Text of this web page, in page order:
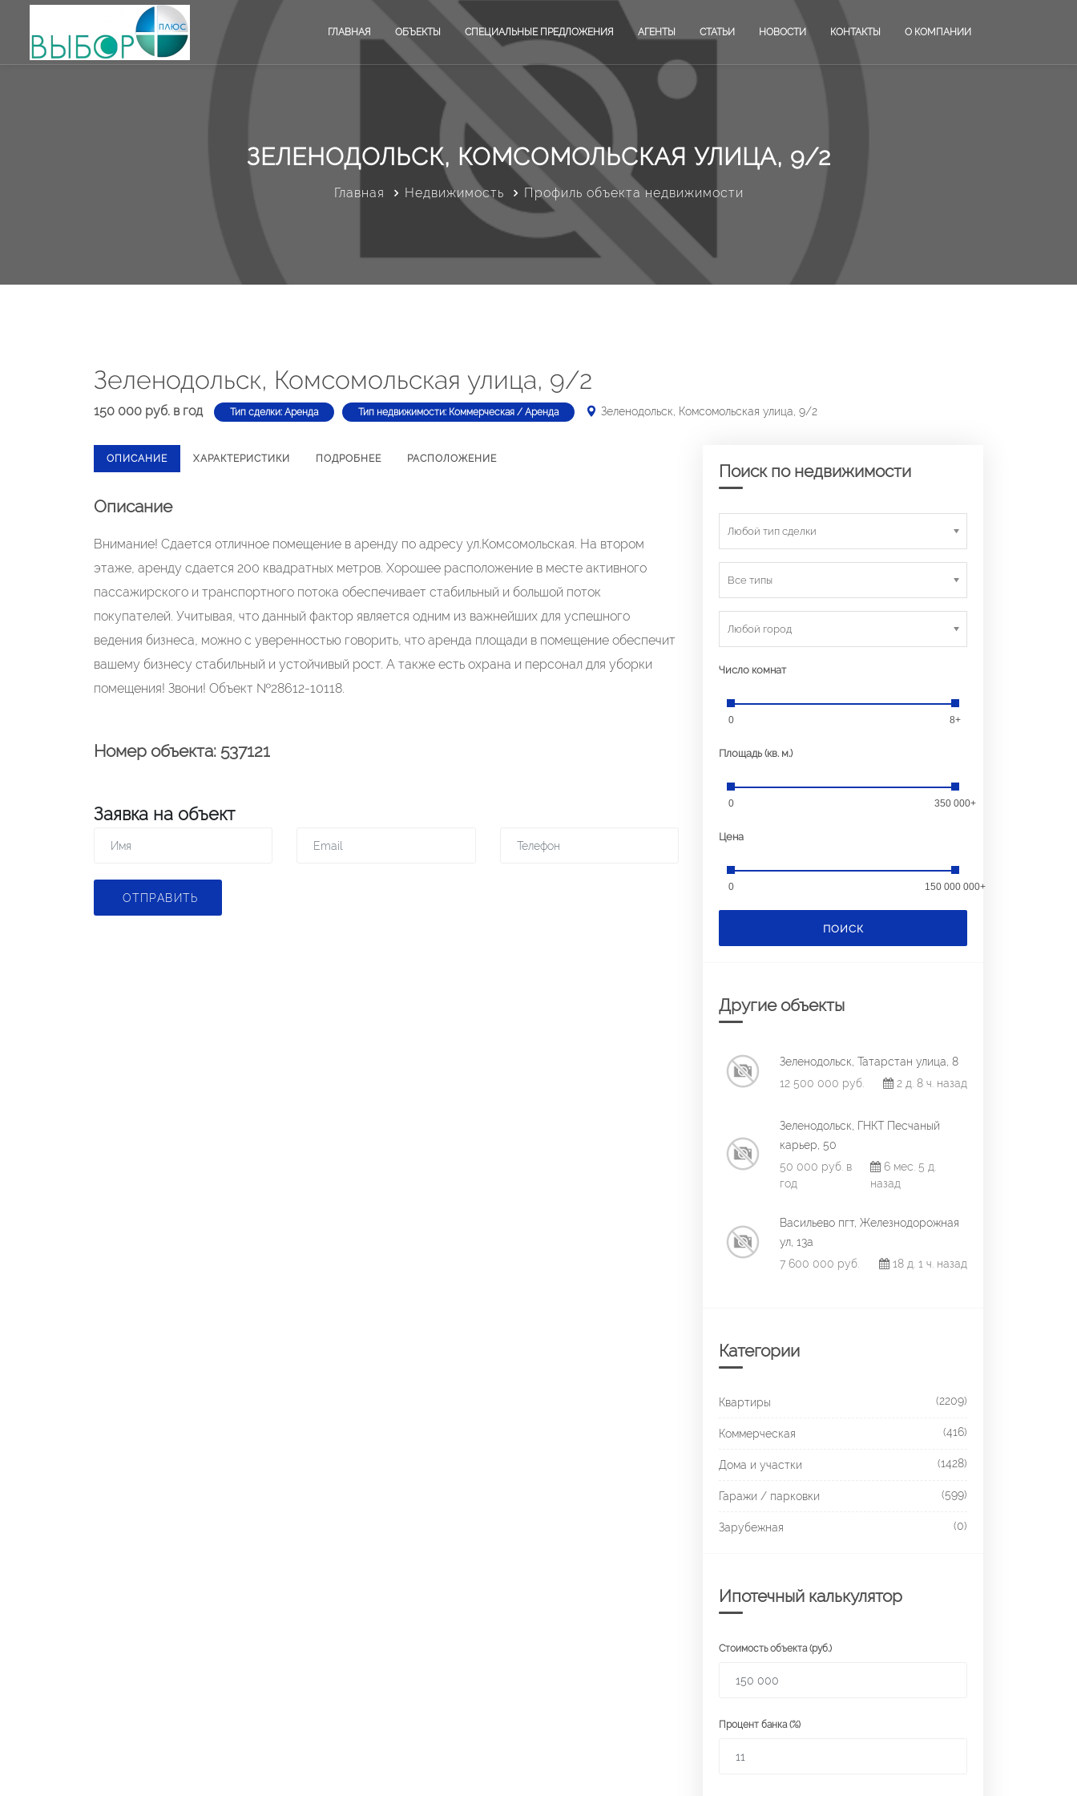
ГЛАВНАЯ ОБЪЕКТЫ СПЕЦИАЛЬНЫЕ ПРЕДЛОЖЕНИЯ АГЕНТЫ СТАТЬИ НОВОСТИ КОНТАКТЫ О КОМПАНИИ
ЗЕЛЕНОДОЛЬСК, КОМСОМОЛЬСКАЯ УЛИЦА, 9/2
Главная Недвижимость Профиль объекта недвижимости
Зеленодольск, Комсомольская улица, 9/2
150 000 руб. в год Тип сделки: Аренда Тип недвижимости: Коммерческая / Аренда Зеленодольск, Комсомольская улица, 9/2
ОПИСАНИЕ ХАРАКТЕРИСТИКИ ПОДРОБНЕЕ РАСПОЛОЖЕНИЕ
Описание
Внимание! Сдается отличное помещение в аренду по адресу ул.Комсомольская. На втором
этаже, аренду сдается 200 квадратных метров. Хорошее расположение в месте активного
пассажирского и транспортного потока обеспечивает стабильный и большой поток
покупателей. Учитывая, что данный фактор является одним из важнейших для успешного
ведения бизнеса, можно с уверенностью говорить, что аренда площади в помещение обеспечит
вашему бизнесу стабильный и устойчивый рост. А также есть охрана и персонал для уборки
помещения! Звони! Объект №28612-10118.
Номер объекта: 537121
Заявка на объект
ОТПРАВИТЬ
Поиск по недвижимости
Любой тип сделки
Все типы
Любой город
Число комнат
0 8+
Площадь (кв. м.)
0 350 000+
Цена
0 150 000 000+
ПОИСК
Другие объекты
Зеленодольск, Татарстан улица, 8
12 500 000 руб.
2 д. 8 ч. назад
Зеленодольск, ГНКТ Песчаный
карьер, 50
50 000 руб. в
год
6 мес. 5 д.
назад
Васильево пгт, Железнодорожная
ул, 13а
7 600 000 руб.
18 д. 1 ч. назад
Категории
Квартиры (2209)
Коммерческая (416)
Дома и участки (1428)
Гаражи / парковки (599)
Зарубежная (0)
Ипотечный калькулятор
Стоимость объекта (руб.)
Процент банка (%)